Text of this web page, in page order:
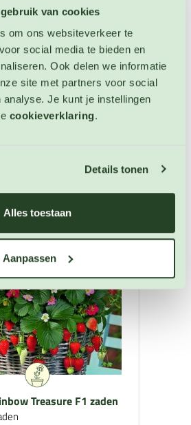
van cookies
om ons websiteverkeer te
social media te bieden en
Ook delen we informatie
site met partners voor social
analyse. Je kunt je instellingen
cookieverklaring.
Details tonen
Alles toestaan
Aanpassen
F1 zaden
4035
Treasure F1 zaden